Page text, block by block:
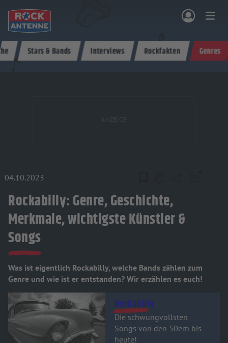
& PROGRAMM AKTIONEN & KONZERTE MUSIK ROCKCOMMUNITY SHOPPEN
Stars & Bands Interviews Rockfakten Genres
04.10.2023
Rockabilly: Genre, Geschichte,
Merkmale, wichtigste Künstler &
Songs
Was ist eigentlich Rockabilly, welche Bands zählen zum
Genre und wie ist er entstanden? Wir erzählen es euch!
Audiotitel - Rockabilly
Rockabilly
Die schwungvollsten
Songs von den 50ern bis
heute!